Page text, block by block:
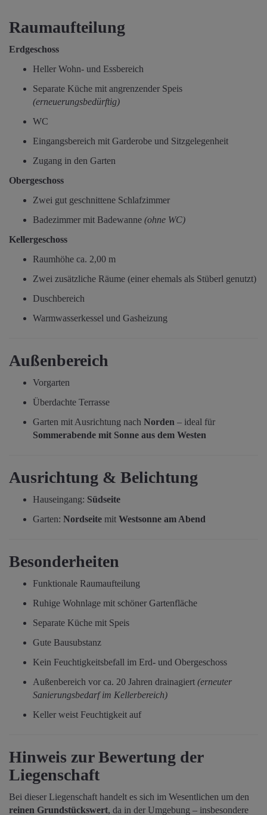
Raumaufteilung
Erdgeschoss
Heller Wohn- und Essbereich
Separate Küche mit angrenzender Speis
(erneuerungsbedürftig)
WC
Eingangsbereich mit Garderobe und Sitzgelegenheit
Zugang in den Garten
Obergeschoss
Zwei gut geschnittene Schlafzimmer
Badezimmer mit Badewanne (ohne WC)
Kellergeschoss
Raumhöhe ca. 2,00 m
Zwei zusätzliche Räume (einer ehemals als Stüberl genutzt)
Duschbereich
Warmwasserkessel und Gasheizung
Außenbereich
Vorgarten
Überdachte Terrasse
Garten mit Ausrichtung nach Norden – ideal für
Sommerabende mit Sonne aus dem Westen
Ausrichtung & Belichtung
Hauseingang: Südseite
Garten: Nordseite mit Westsonne am Abend
Besonderheiten
Funktionale Raumaufteilung
Ruhige Wohnlage mit schöner Gartenfläche
Separate Küche mit Speis
Gute Bausubstanz
Kein Feuchtigkeitsbefall im Erd- und Obergeschoss
Außenbereich vor ca. 20 Jahren drainagiert (erneuter
Sanierungsbedarf im Kellerbereich)
Keller weist Feuchtigkeit auf
Hinweis zur Bewertung der
Liegenschaft
Bei dieser Liegenschaft handelt es sich im Wesentlichen um den
reinen Grundstückswert, da in der Umgebung – insbesondere